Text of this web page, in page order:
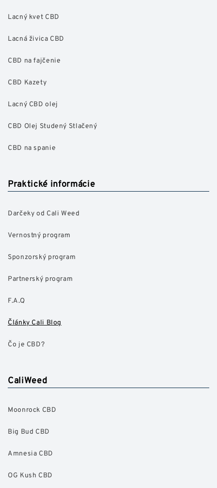
Lacný kvet CBD
Lacná živica CBD
CBD na fajčenie
CBD Kazety
Lacný CBD olej
CBD Olej Studený Stlačený
CBD na spanie
Praktické informácie
Darčeky od Cali Weed
Vernostný program
Sponzorský program
Partnerský program
F.A.Q
Články Cali Blog
Čo je CBD?
CaliWeed
Moonrock CBD
Big Bud CBD
Amnesia CBD
OG Kush CBD